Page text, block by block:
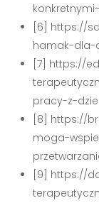
[6] https://
hamak-dla-
[7] https://
pracy-z-
[8] https://
moga-
[9] https://